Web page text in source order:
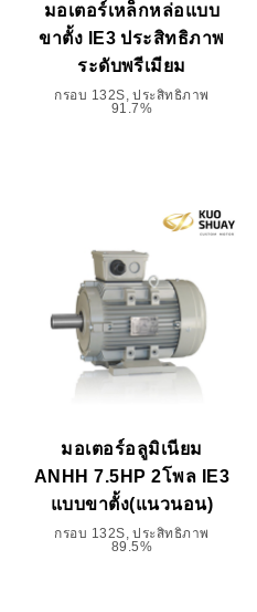
มอเตอร์เหล็กหล่อแบบ
ขาตั้ง IE3 ประสิทธิภาพ
ระดับพรีเมียม
กรอบ 132S, ประสิทธิภาพ
91.7%
มอเตอร์อลูมิเนียม
ANHH 7.5HP 2โพล IE3
แบบขาตั้ง(แนวนอน)
กรอบ 132S, ประสิทธิภาพ
89.5%